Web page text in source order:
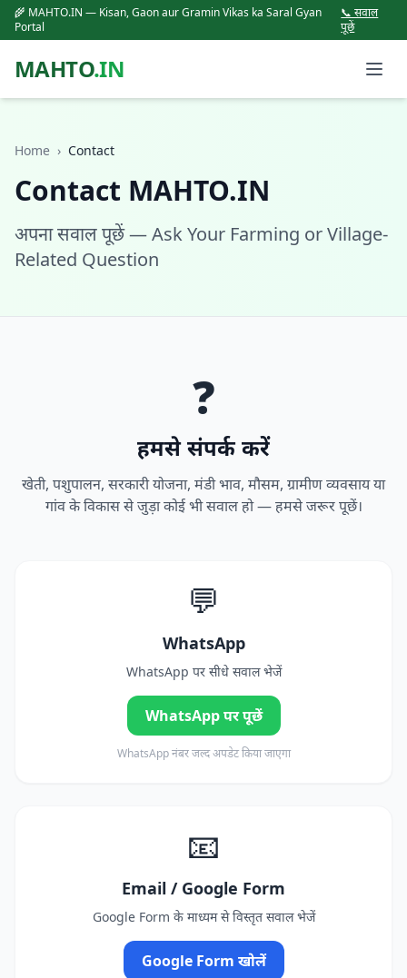
🌾 MAHTO.IN — Kisan, Gaon aur Gramin Vikas ka Saral Gyan
Portal
📞 सवाल
पूछें
MAHTO.IN
Home › Contact
Contact MAHTO.IN
अपना सवाल पूछें — Ask Your Farming or Village-
Related Question
❓
हमसे संपर्क करें
खेती, पशुपालन, सरकारी योजना, मंडी भाव, मौसम, ग्रामीण व्यवसाय या
गांव के विकास से जुड़ा कोई भी सवाल हो — हमसे जरूर पूछें।
💬
WhatsApp
WhatsApp पर सीधे सवाल भेजें
WhatsApp पर पूछें
WhatsApp नंबर जल्द अपडेट किया जाएगा
📧
Email / Google Form
Google Form के माध्यम से विस्तृत सवाल भेजें
Google Form खोलें